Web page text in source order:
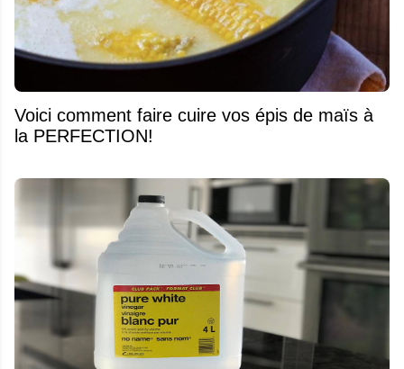
Voici comment faire cuire vos épis de maïs à
la PERFECTION!